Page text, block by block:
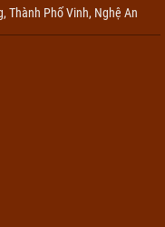
Thành Phố Vinh, Nghệ An